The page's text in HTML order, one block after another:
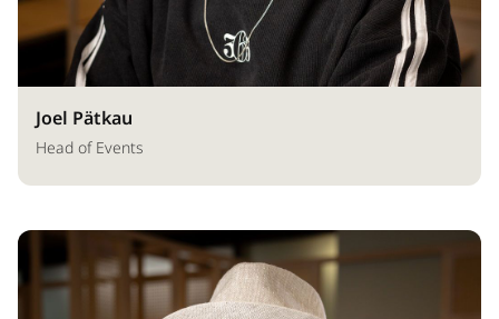
Joel Pätkau
Head of Events